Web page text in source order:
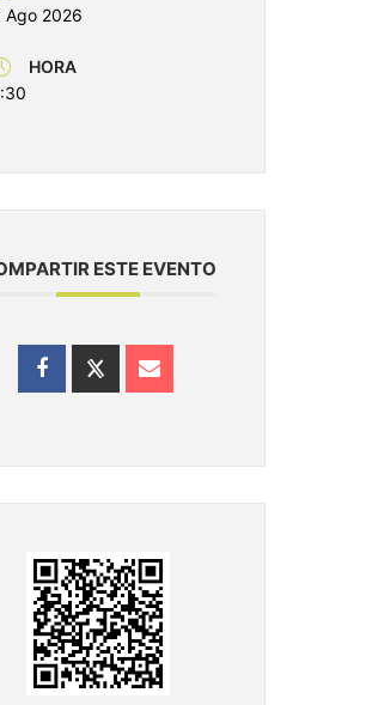
Ago 2026
HORA
ESTE EVENTO